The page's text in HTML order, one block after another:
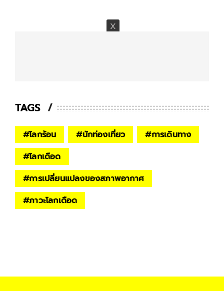
TAGS
#โลกร้อน #นักท่องเที่ยว #การเดินทาง
#โลกเดือด
#การเปลี่ยนแปลงของสภาพอากาศ
#ภาวะโลกเดือด